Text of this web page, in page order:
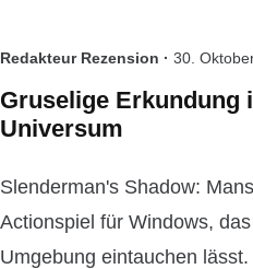
Redakteur Rezension · 30.
Gruselige Erkundung
Universum
Slenderman's Shadow:
Actionspiel für Windows,
Umgebung eintauchen